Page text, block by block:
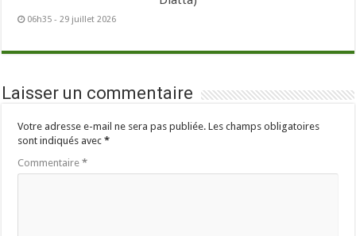
06h35 - 29 juillet 2026
Laisser un commentaire
Votre adresse e-mail ne sera pas publiée. Les champs obligatoires
sont indiqués avec*
Commentaire*